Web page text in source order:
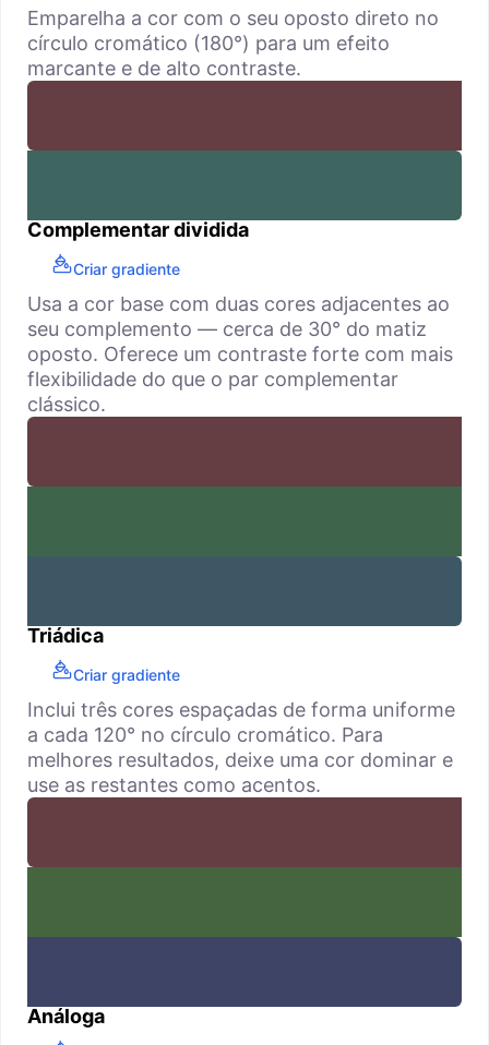
Emparelha a cor com o seu oposto direto no
círculo cromático (180°) para um efeito
marcante e de alto contraste.
Complementar dividida
Criar gradiente
Usa a cor base com duas cores adjacentes ao
seu complemento — cerca de 30° do matiz
oposto. Oferece um contraste forte com mais
flexibilidade do que o par complementar
clássico.
Triádica
Criar gradiente
Inclui três cores espaçadas de forma uniforme
a cada 120° no círculo cromático. Para
melhores resultados, deixe uma cor dominar e
use as restantes como acentos.
Análoga